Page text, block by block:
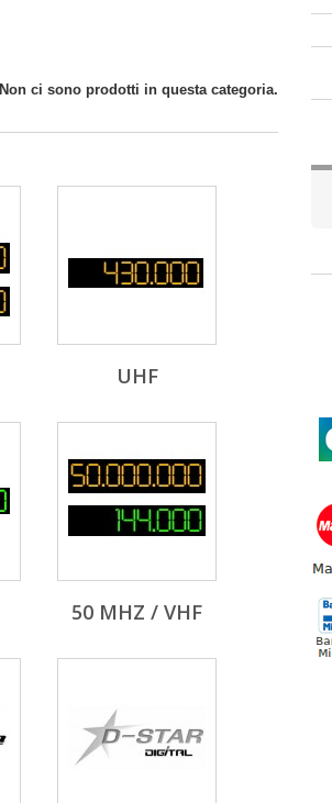
Non ci sono prodotti in questa categoria.
UHF
50 MHZ / VHF